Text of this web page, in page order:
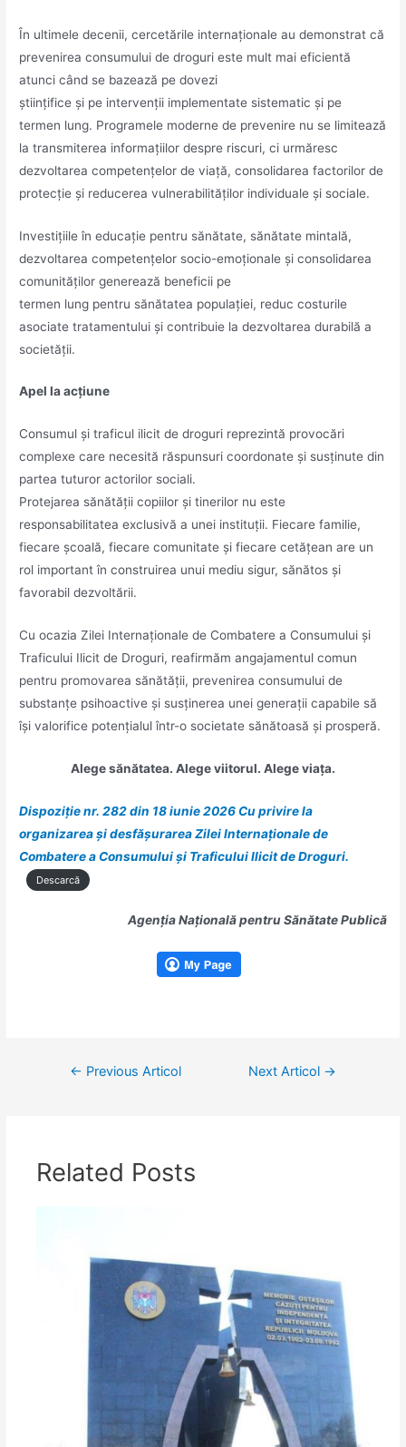
În ultimele decenii, cercetările internaționale au demonstrat că
prevenirea consumului de droguri este mult mai eficientă
atunci când se bazează pe dovezi
științifice și pe intervenții implementate sistematic și pe
termen lung. Programele moderne de prevenire nu se limitează
la transmiterea informațiilor despre riscuri, ci urmăresc
dezvoltarea competențelor de viață, consolidarea factorilor de
protecție și reducerea vulnerabilităților individuale și sociale.
Investițiile în educație pentru sănătate, sănătate mintală,
dezvoltarea competențelor socio-emoționale și consolidarea
comunităților generează beneficii pe
termen lung pentru sănătatea populației, reduc costurile
asociate tratamentului și contribuie la dezvoltarea durabilă a
societății.
Apel la acțiune
Consumul și traficul ilicit de droguri reprezintă provocări
complexe care necesită răspunsuri coordonate și susținute din
partea tuturor actorilor sociali.
Protejarea sănătății copiilor și tinerilor nu este
responsabilitatea exclusivă a unei instituții. Fiecare familie,
fiecare școală, fiecare comunitate și fiecare cetățean are un
rol important în construirea unui mediu sigur, sănătos și
favorabil dezvoltării.
Cu ocazia Zilei Internaționale de Combatere a Consumului și
Traficului Ilicit de Droguri, reafirmăm angajamentul comun
pentru promovarea sănătății, prevenirea consumului de
substanțe psihoactive și susținerea unei generații capabile să
își valorifice potențialul într-o societate sănătoasă și prosperă.
Alege sănătatea. Alege viitorul. Alege viața.
Dispoziție nr. 282 din 18 iunie 2026 Cu privire la
organizarea și desfășurarea Zilei Internaționale de
Combatere a Consumului și Traficului Ilicit de Droguri.
Descarcă
Agenția Națională pentru Sănătate Publică
Navigare
← Previous Articol Next Articol →
Related Posts